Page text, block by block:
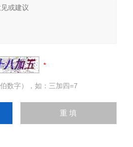
数字），如：三加四=7